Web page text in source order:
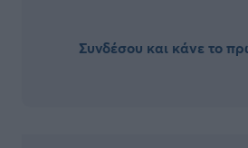
Συνδέσου και κάνε το